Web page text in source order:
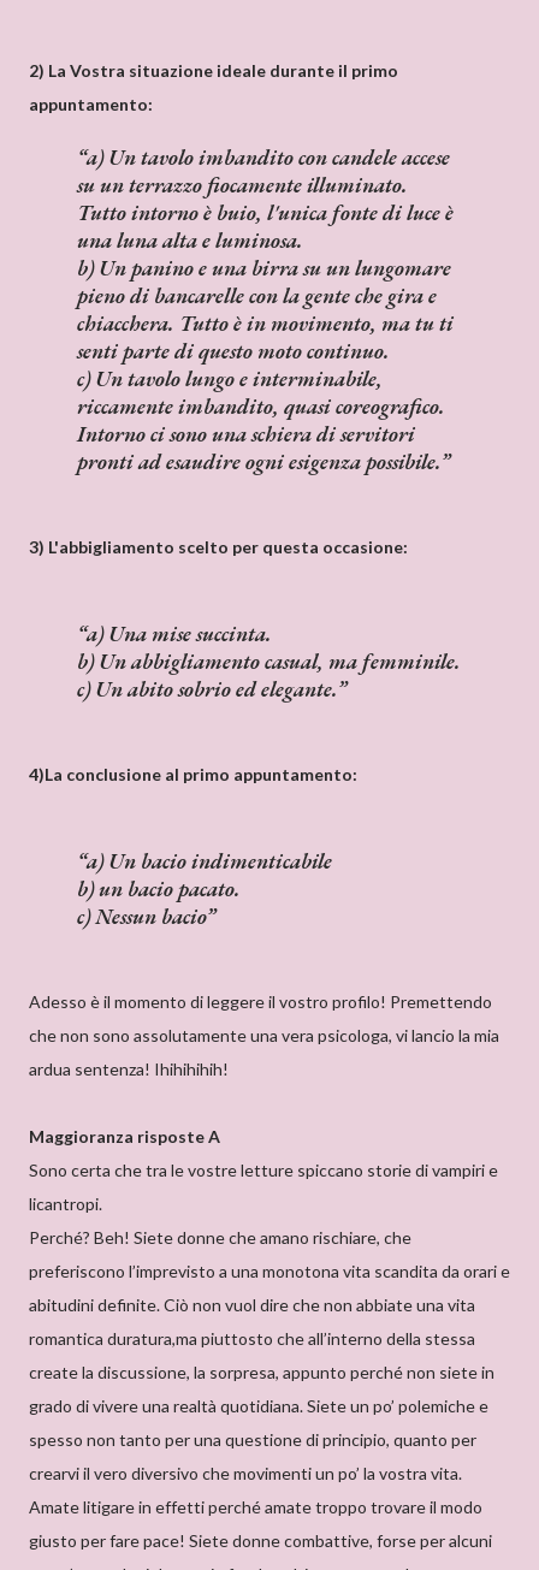
2) La Vostra situazione ideale durante il primo
appuntamento:
a) Un tavolo imbandito con candele accese
su un terrazzo fiocamente illuminato.
Tutto intorno è buio, l'unica fonte di luce è
una luna alta e luminosa.
b) Un panino e una birra su un lungomare
pieno di bancarelle con la gente che gira e
chiacchera. Tutto è in movimento, ma tu ti
senti parte di questo moto continuo.
c) Un tavolo lungo e interminabile,
riccamente imbandito, quasi coreografico.
Intorno ci sono una schiera di servitori
pronti ad esaudire ogni esigenza possibile.
3) L'abbigliamento scelto per questa occasione:
a) Una mise succinta.
b) Un abbigliamento casual, ma femminile.
c) Un abito sobrio ed elegante.
4)La conclusione al primo appuntamento:
a) Un bacio indimenticabile
b) un bacio pacato.
c) Nessun bacio
Adesso è il momento di leggere il vostro profilo! Premettendo
che non sono assolutamente una vera psicologa, vi lancio la mia
ardua sentenza! Ihihihihih!
Maggioranza risposte A
Sono certa che tra le vostre letture spiccano storie di vampiri e
licantropi.
Perché? Beh! Siete donne che amano rischiare, che
preferiscono l’imprevisto a una monotona vita scandita da orari e
abitudini definite. Ciò non vuol dire che non abbiate una vita
romantica duratura,ma piuttosto che all’interno della stessa
create la discussione, la sorpresa, appunto perché non siete in
grado di vivere una realtà quotidiana. Siete un po’ polemiche e
spesso non tanto per una questione di principio, quanto per
crearvi il vero diversivo che movimenti un po’ la vostra vita.
Amate litigare in effetti perché amate troppo trovare il modo
giusto per fare pace! Siete donne combattive, forse per alcuni